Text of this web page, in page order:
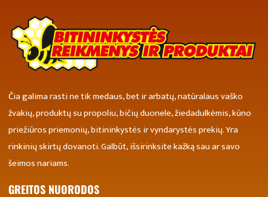
Čia galima rasti ne tik medaus, bet ir arbatų, natūralaus vaško
žvakių, produktų su propoliu, bičių duonele, žiedadulkėmis, kūno
priežiūros priemonių, bitininkystės ir vyndarystės prekių. Yra
rinkinių skirtų dovanoti. Galbūt, išsirinksite kažką sau ar savo
šeimos nariams.
GREITOS NUORODOS